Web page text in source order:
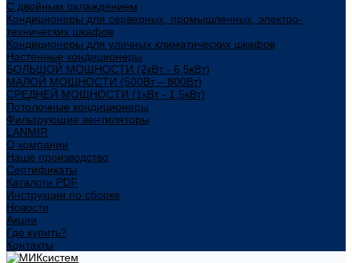
С двойным охлаждением
Кондиционеры для серверных, промышленных, электро-
технических шкафов
Кондиционеры для уличных климатических шкафов
Настенные кондиционеры
БОЛЬШОЙ МОЩНОСТИ (2кВт - 6,5кВт)
МАЛОЙ МОЩНОСТИ (500Вт – 800Вт)
СРЕДНЕЙ МОЩНОСТИ (1кВт - 1,5кВт)
Потолочные кондиционеры
Фильтрующие вентиляторы
LANMIR
О компании
Наше производство
Сертификаты
Каталоги PDF
Инструкции по сборке
Новости
Акции
Где купить?
Контакты